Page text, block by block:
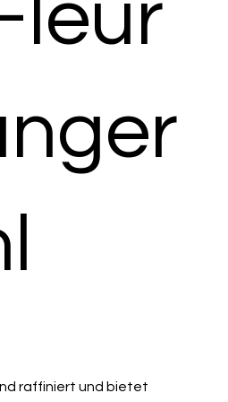
raffiniert und bietet